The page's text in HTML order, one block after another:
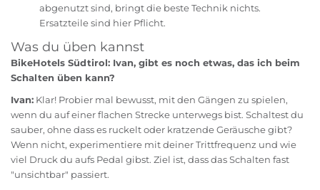
abgenutzt sind, bringt die beste Technik nichts.
Ersatzteile sind hier Pflicht.
Was du üben kannst
BikeHotels Südtirol: Ivan, gibt es noch etwas, das ich beim
Schalten üben kann?
Ivan: Klar! Probier mal bewusst, mit den Gängen zu spielen,
wenn du auf einer flachen Strecke unterwegs bist. Schaltest du
sauber, ohne dass es ruckelt oder kratzende Geräusche gibt?
Wenn nicht, experimentiere mit deiner Trittfrequenz und wie
viel Druck du aufs Pedal gibst. Ziel ist, dass das Schalten fast
"unsichtbar" passiert.